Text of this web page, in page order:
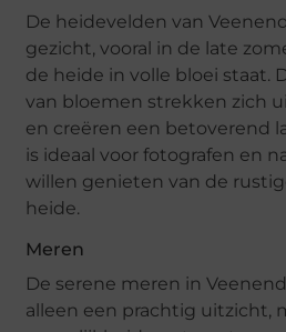
De heidevelden van
gezicht, vooral in de late
de heide in volle bloei staat.
van bloemen strekken zich
en creëren een betoverend
is ideaal voor fotografen en
willen genieten van de
heide.
Meren
De serene meren in
alleen een prachtig uitzicht,